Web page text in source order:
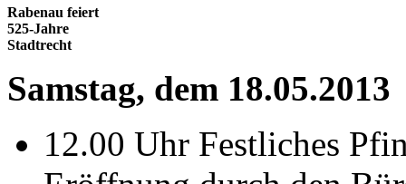
Rabenau feiert
525-Jahre
Stadtrecht
Samstag, dem 18.05.2013
12.00 Uhr Festliches